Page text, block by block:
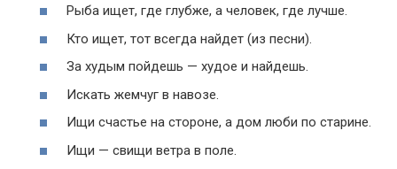
Рыба ищет, где глубже, а человек, где лучше.
Кто ищет, тот всегда найдет (из песни).
За худым пойдешь — худое и найдешь.
Искать жемчуг в навозе.
Ищи счастье на стороне, а дом люби по старине.
Ищи — свищи ветра в поле.